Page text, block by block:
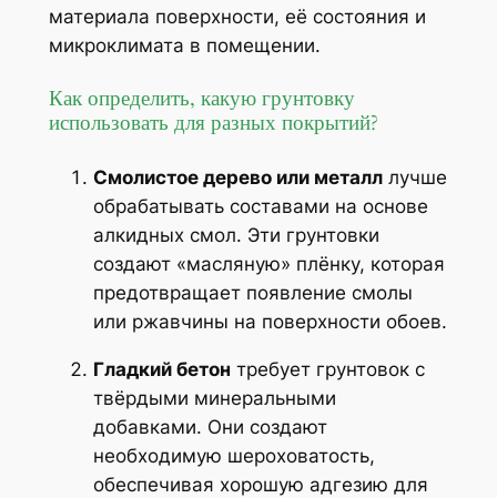
материала поверхности, её состояния и
микроклимата в помещении.
Как определить, какую грунтовку
использовать для разных покрытий?
Смолистое дерево или металллучше
обрабатывать составами на основе
алкидных смол. Эти грунтовки
создают «масляную» плёнку, которая
предотвращает появление смолы
или ржавчины на поверхности обоев.
Гладкий бетон требует грунтовок с
твёрдыми минеральными
добавками. Они создают
необходимую шероховатость,
обеспечивая хорошую адгезию для